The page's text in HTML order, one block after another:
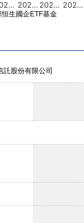
202… 202… 202…
恒生國企ETF基金
託股份有限公司